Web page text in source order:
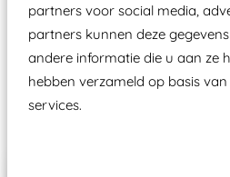
partners voor social media,
partners kunnen deze
andere informatie die u aan ze
hebben verzameld op basis
services.
ze toch binnen het
Speeltoestellen vallen?
Past er goed bij